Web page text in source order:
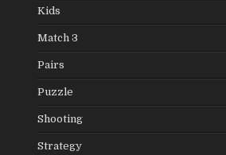
Kids
Match 3
Pairs
Puzzle
Shooting
Strategy